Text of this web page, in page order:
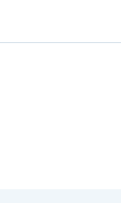
ja
tai muiden
hyvin kilpailussa.